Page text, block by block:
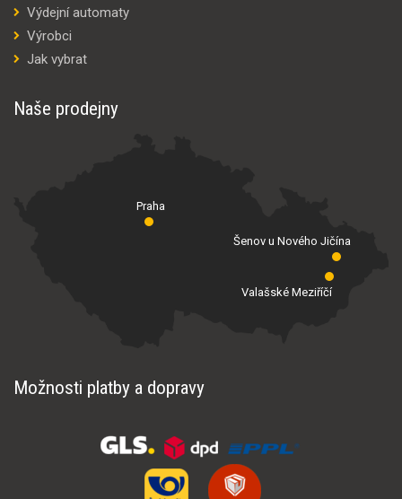
Výdejní automaty
Výrobci
Jak vybrat
Naše prodejny
Praha
Valašské Meziříčí
Šenov u Nového Jičína
Možnosti platby a dopravy